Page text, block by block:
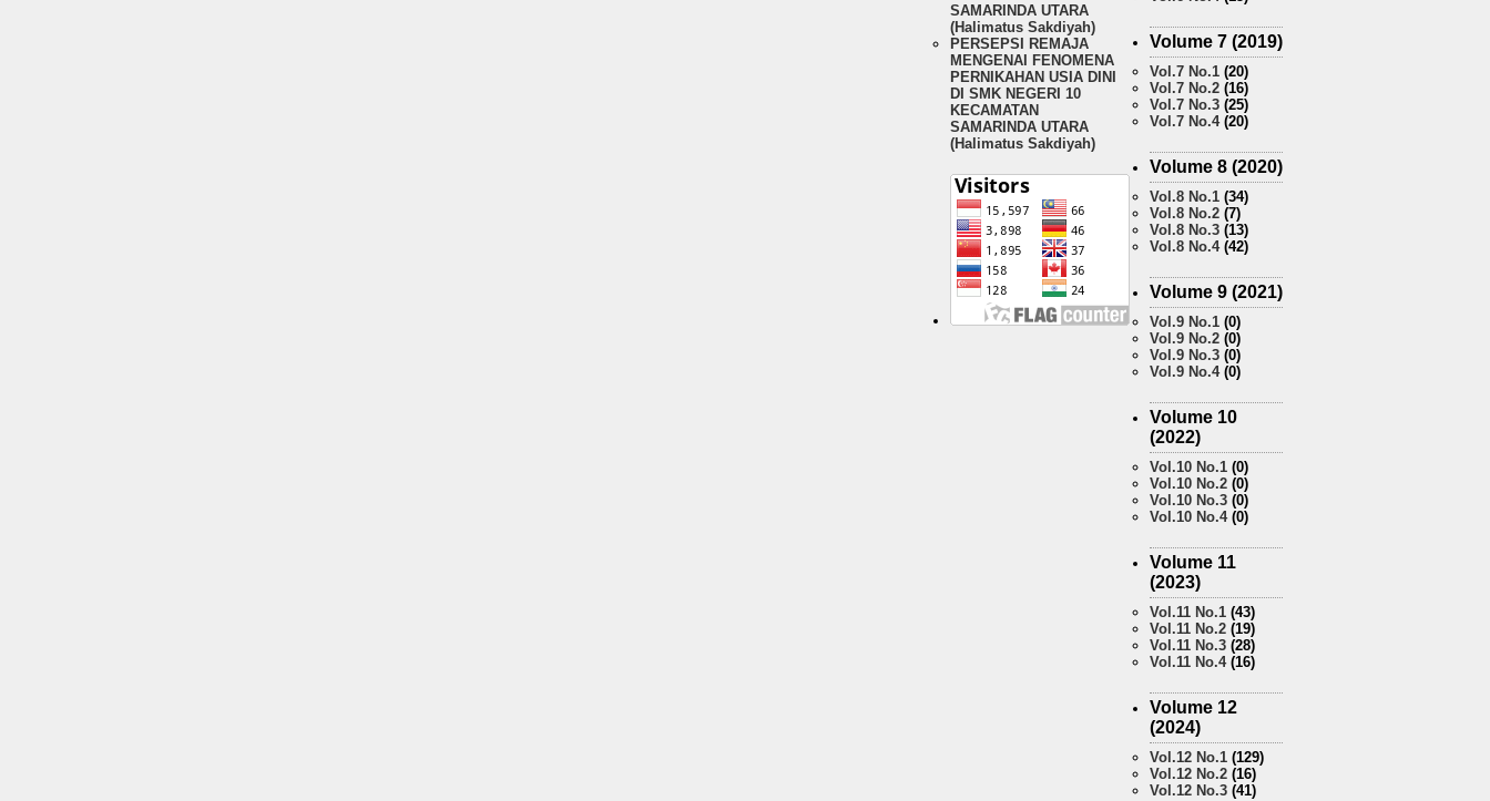
SAMARINDA UTARA
(Halimatus Sakdiyah)
PERSEPSI REMAJA
MENGENAI FENOMENA
PERNIKAHAN USIA DINI
DI SMK NEGERI 10
KECAMATAN
SAMARINDA UTARA
(Halimatus Sakdiyah)
Volume 7 (2019)
Vol.7 No.1 (20)
Vol.7 No.2 (16)
Vol.7 No.3 (25)
Vol.7 No.4(20)
Volume 8 (2020)
Vol.8 No.1 (34)
Vol.8 No.2 (7)
Vol.8 No.3 (13)
Vol.8 No.4(42)
Volume 9 (2021)
Vol.9 No.1 (0)
Vol.9 No.2 (0)
Vol.9 No.3 (0)
Vol.9 No.4(0)
Volume 10
(2022)
Vol.10 No.1 (0)
Vol.10 No.2 (0)
Vol.10 No.3 (0)
Vol.10 No.4(0)
Volume 11
(2023)
Vol.11 No.1 (43)
Vol.11 No.2 (19)
Vol.11 No.3 (28)
Vol.11 No.4(16)
Volume 12
(2024)
Vol.12 No.1 (129)
Vol.12 No.2 (16)
Vol.12 No.3 (41)